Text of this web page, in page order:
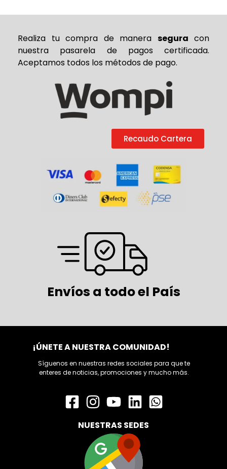
Realiza tu compra de manera segura con
nuestra pasarela de pagos certificada.
Aceptamos todos los métodos de pago.
Recaudo Cartera
Envíos a todo el País
¡ÚNETE A NUESTRA COMUNIDAD!
Síguenos en nuestras redes sociales para que te
enteres de noticias, promociones y mucho más.
NUESTRAS SEDES